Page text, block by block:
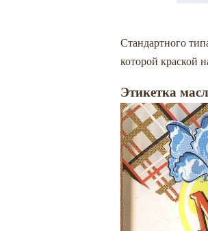
Стандартного
которой краской
Этикетка